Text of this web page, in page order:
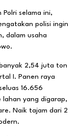
selama ini,
polisi ingin
dalam usaha
2,54 juta ton
I. Panen raya
16.656
lahan yang digarap,
Naik tajam dari 2